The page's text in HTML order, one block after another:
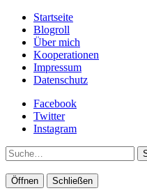
Startseite
Blogroll
Über mich
Kooperationen
Impressum
Datenschutz
Facebook
Twitter
Instagram
Suche
Öffnen Schließen